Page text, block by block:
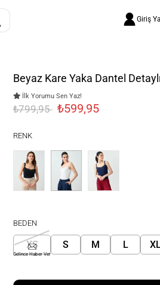
Giriş
Beyaz Kare Yaka Dantel
İlk Yorumu Sen Yaz!
₺799,95 ₺599,95
RENK
BEDEN
XS
Gelince Haber Ver
S M L